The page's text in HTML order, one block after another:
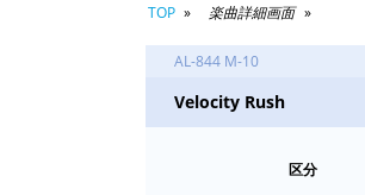
TOP 楽曲詳細画面
AL-844 M-10
Velocity Rush
区分